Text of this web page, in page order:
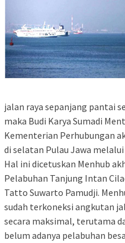
jalan raya sepanjang pantai
maka Budi Karya Sumadi
Kementerian Perhubungan
di selatan Pulau Jawa
Hal ini dicetuskan Menhub
Pelabuhan Tanjung Intan
Tatto Suwarto Pamudji.
sudah terkoneksi angkutan
secara maksimal, terutama
belum adanya pelabuhan